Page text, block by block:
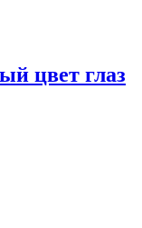
цвет глаз